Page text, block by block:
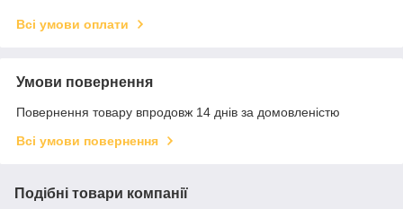
Всі умови оплати
Умови повернення
Повернення товару впродовж 14 днів за домовленістю
Всі умови повернення
Подібні товари компанії